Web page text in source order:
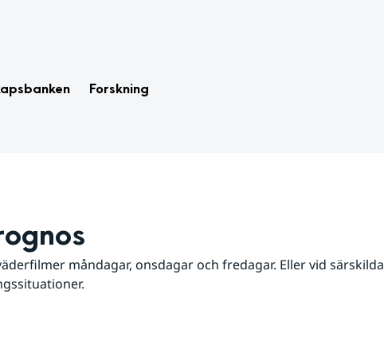
Forskning
måndagar, onsdagar och fredagar. Eller vid särskilda